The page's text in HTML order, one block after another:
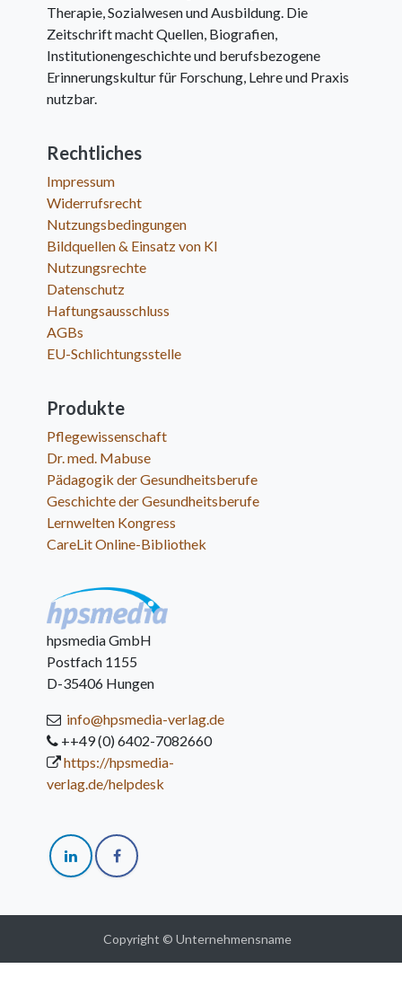
Therapie, Sozialwesen und Ausbildung. Die
Zeitschrift macht Quellen, Biografien,
Institutionengeschichte und berufsbezogene
Erinnerungskultur für Forschung, Lehre und Praxis
nutzbar.
Rechtliches
Impressum
Widerrufsrecht
Nutzungsbedingungen
Bildquellen & Einsatz von KI
Nutzungsrechte
Datenschutz
Haftungsausschluss
AGBs
EU-Schlichtungsstelle
Produkte
Pflegewissenschaft
Dr. med. Mabuse
Pädagogik der Gesundheitsberufe
Geschichte der Gesundheitsberufe
Lernwelten Kongress
CareLit Online-Bibliothek
hpsmedia GmbH
Postfach 1155
D-35406 Hungen
info@hpsmedia-verlag.de
++49 (0) 6402-7082660
https://hpsmedia-
verlag.de/helpdesk
Copyright © Unternehmensname